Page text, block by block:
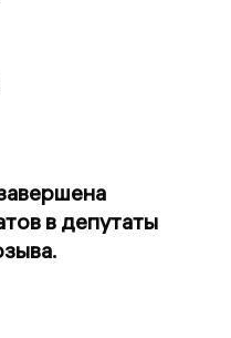
в депутаты